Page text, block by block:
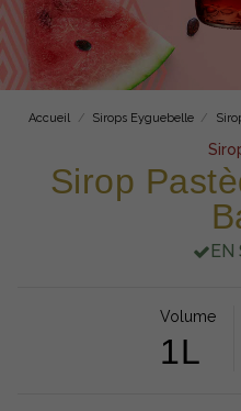
Accueil Sirops Eyguebelle
Sirop
EN
Volume
1L